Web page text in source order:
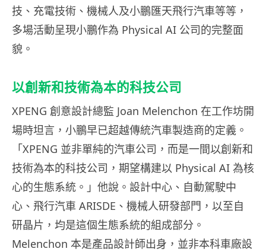
技、充電技術、機械人及小鵬匯天飛行汽車等等，
多場活動呈現小鵬作為 Physical AI 公司的完整面
貌。
以創新和技術為本的科技公司
XPENG 創意設計總監 Joan Melenchon 在工作坊開
場時坦言，小鵬早已超越傳統汽車製造商的定義。
「XPENG 並非單純的汽車公司，而是一間以創新和
技術為本的科技公司，期望構建以 Physical AI 為核
心的生態系統。」他說。設計中心、自動駕駛中
心、飛行汽車 ARISDE、機械人研發部門，以至自
研晶片，均是這個生態系統的組成部分。
Melenchon 本是產品設計師出身，並非本科車廠設